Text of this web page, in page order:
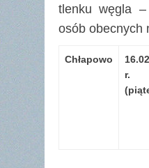
tlenku węgla
osób obecnych
Chłapowo
r.